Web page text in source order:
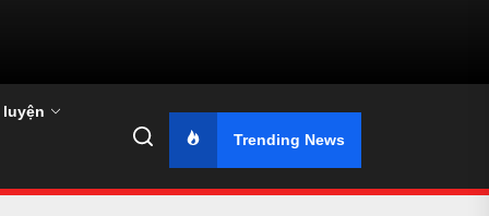
luyện
Trending News